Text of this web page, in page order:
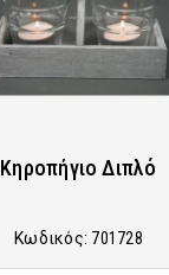
Κηροπήγιο Διπλό
Κωδικός: 701728